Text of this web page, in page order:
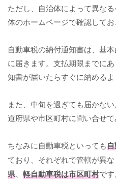
ただし、自治体によって異な
体のホームページで確認してお
自動車税の納付通知書は、基
に届きます。支払期限までに
知書が届いたらすぐに納めるよ
また、中旬を過ぎても届かな
道府県や市区町村に問い合せて
ちなみに自動車税といっても
ており、それぞれで管轄が異な
県
軽自動車税は市区町村です